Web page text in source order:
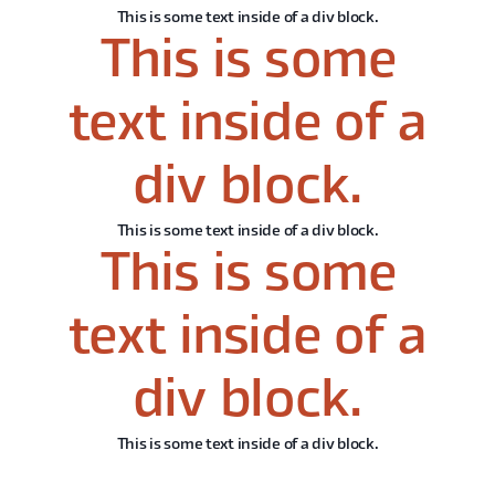
This is some text inside of a div block.
This is some
text inside of a
div block.
This is some text inside of a div block.
This is some
text inside of a
div block.
This is some text inside of a div block.